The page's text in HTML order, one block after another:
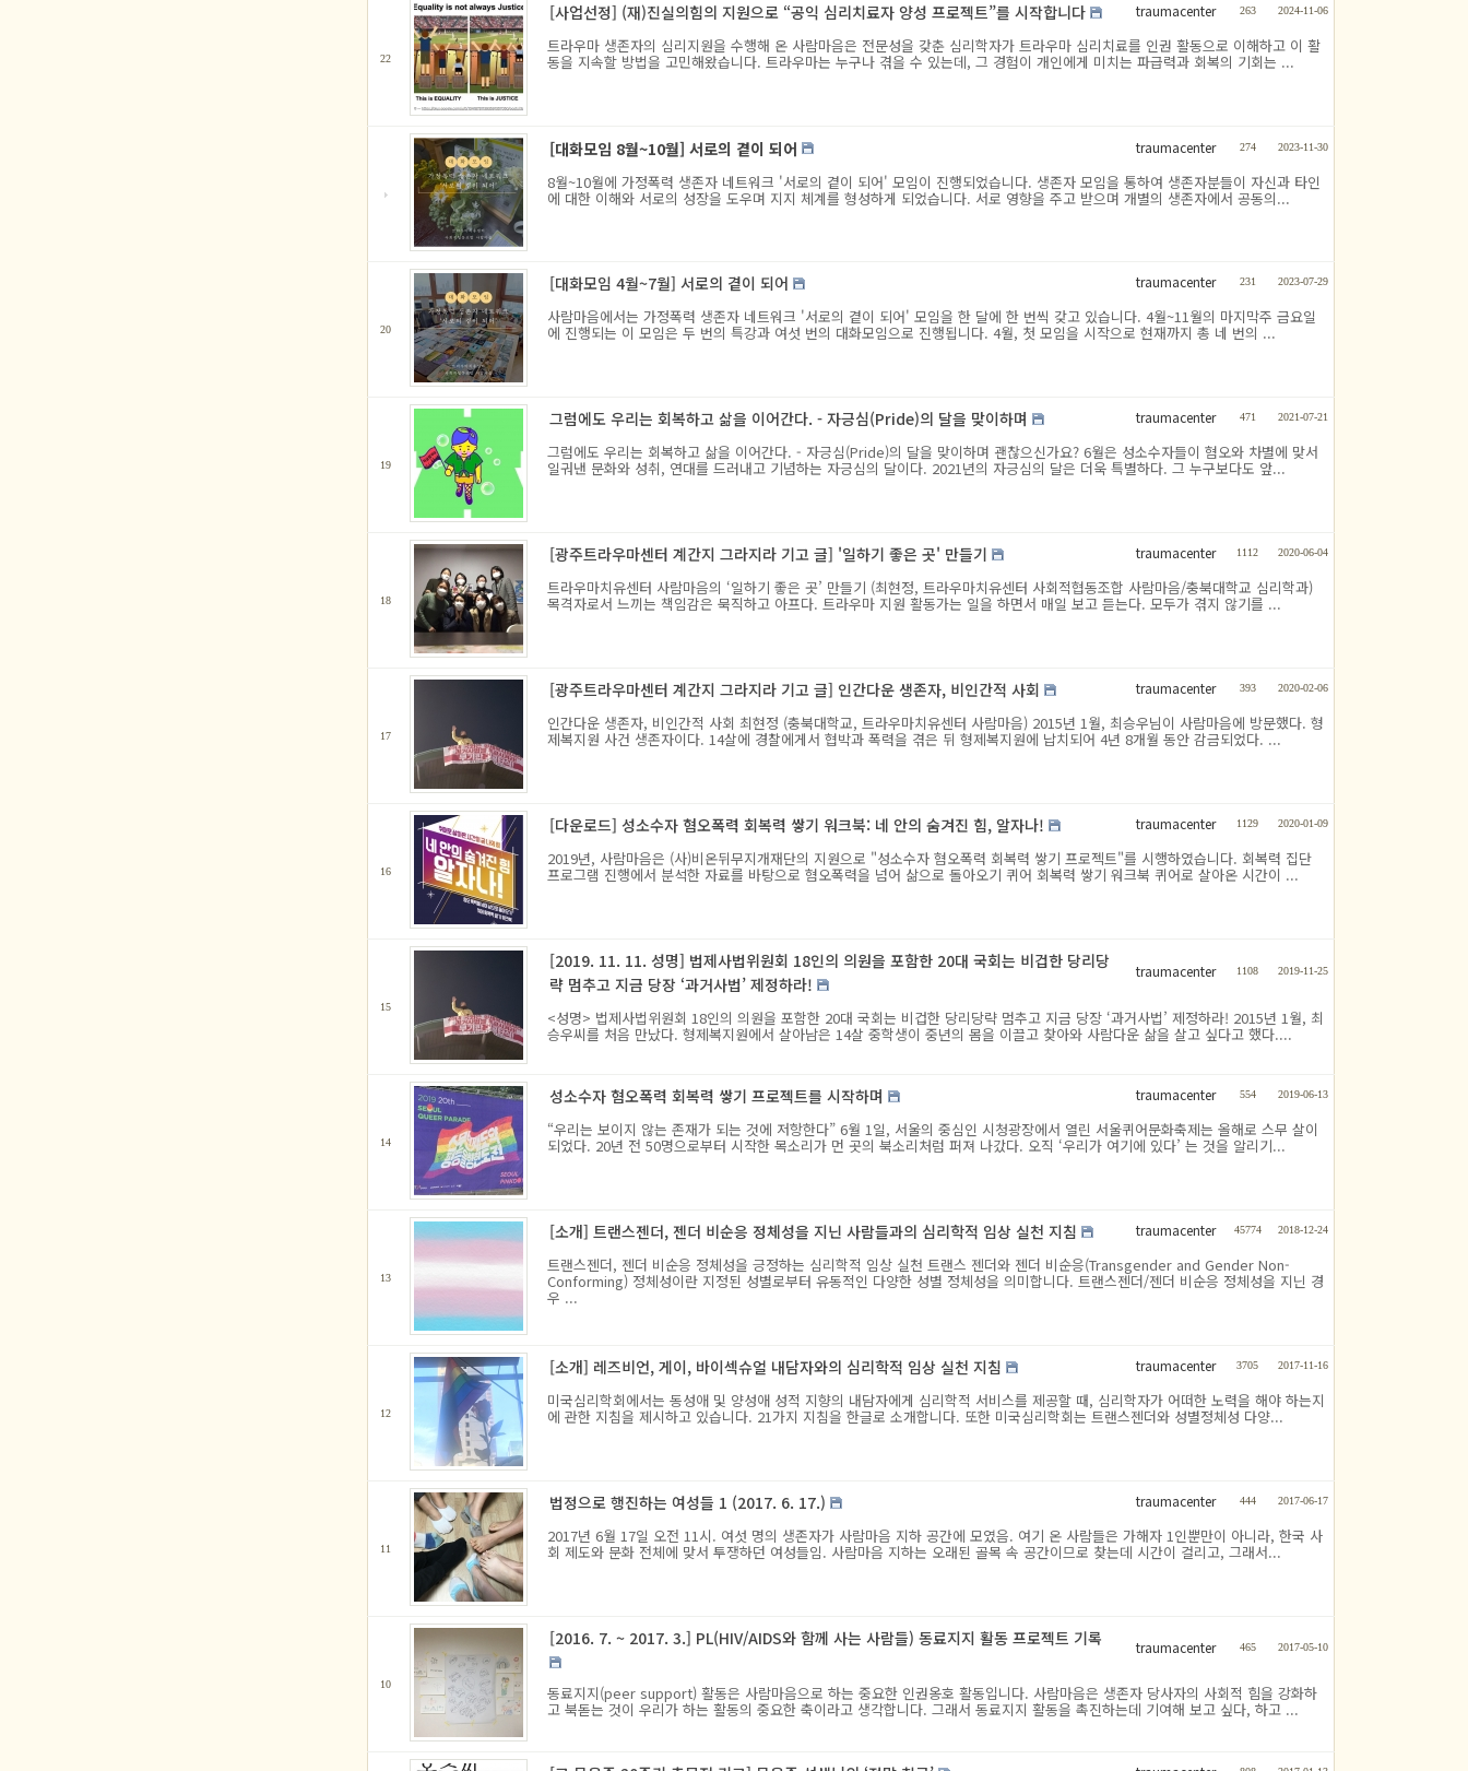
22
[사업선정] (재)진실의힘의 지원으로 “공익 심리치료자 양성 프로젝트”를 시작합니다 traumacenter 263 2024-11-06
트라우마 생존자의 심리지원을 수행해 온 사람마음은 전문성을 갖춘 심리학자가 트라우마 심리치료를 인권 활동으로 이해하고 이 활
동을 지속할 방법을 고민해왔습니다. 트라우마는 누구나 겪을 수 있는데, 그 경험이 개인에게 미치는 파급력과 회복의 기회는 ...
[대화모임 8월~10월] 서로의 곁이 되어 traumacenter 274 2023-11-30
8월~10월에 가정폭력 생존자 네트워크 '서로의 곁이 되어' 모임이 진행되었습니다. 생존자 모임을 통하여 생존자분들이 자신과 타인
에 대한 이해와 서로의 성장을 도우며 지지 체계를 형성하게 되었습니다. 서로 영향을 주고 받으며 개별의 생존자에서 공동의...
20
[대화모임 4월~7월] 서로의 곁이 되어 traumacenter 231 2023-07-29
사람마음에서는 가정폭력 생존자 네트워크 '서로의 곁이 되어' 모임을 한 달에 한 번씩 갖고 있습니다. 4월~11월의 마지막주 금요일
에 진행되는 이 모임은 두 번의 특강과 여섯 번의 대화모임으로 진행됩니다. 4월, 첫 모임을 시작으로 현재까지 총 네 번의 ...
19
그럼에도 우리는 회복하고 삶을 이어간다. - 자긍심(Pride)의 달을 맞이하며 traumacenter 471 2021-07-21
그럼에도 우리는 회복하고 삶을 이어간다. - 자긍심(Pride)의 달을 맞이하며 괜찮으신가요? 6월은 성소수자들이 혐오와 차별에 맞서
일궈낸 문화와 성취, 연대를 드러내고 기념하는 자긍심의 달이다. 2021년의 자긍심의 달은 더욱 특별하다. 그 누구보다도 앞...
18
[광주트라우마센터 계간지 그라지라 기고 글] '일하기 좋은 곳' 만들기 traumacenter 1112 2020-06-04
트라우마치유센터 사람마음의 ‘일하기 좋은 곳’ 만들기 (최현정, 트라우마치유센터 사회적협동조합 사람마음/충북대학교 심리학과)
목격자로서 느끼는 책임감은 묵직하고 아프다. 트라우마 지원 활동가는 일을 하면서 매일 보고 듣는다. 모두가 겪지 않기를 ...
17
[광주트라우마센터 계간지 그라지라 기고 글] 인간다운 생존자, 비인간적 사회 traumacenter 393 2020-02-06
인간다운 생존자, 비인간적 사회 최현정 (충북대학교, 트라우마치유센터 사람마음) 2015년 1월, 최승우님이 사람마음에 방문했다. 형
제복지원 사건 생존자이다. 14살에 경찰에게서 협박과 폭력을 겪은 뒤 형제복지원에 납치되어 4년 8개월 동안 감금되었다. ...
16
[다운로드] 성소수자 혐오폭력 회복력 쌓기 워크북: 네 안의 숨겨진 힘, 알자나! traumacenter 1129 2020-01-09
2019년, 사람마음은 (사)비온뒤무지개재단의 지원으로 "성소수자 혐오폭력 회복력 쌓기 프로젝트"를 시행하였습니다. 회복력 집단
프로그램 진행에서 분석한 자료를 바탕으로 혐오폭력을 넘어 삶으로 돌아오기 퀴어 회복력 쌓기 워크북 퀴어로 살아온 시간이 ...
15
[2019. 11. 11. 성명] 법제사법위원회 18인의 의원을 포함한 20대 국회는 비겁한 당리당
략 멈추고 지금 당장 ‘과거사법’ 제정하라!
traumacenter 1108 2019-11-25
<성명> 법제사법위원회 18인의 의원을 포함한 20대 국회는 비겁한 당리당략 멈추고 지금 당장 ‘과거사법’ 제정하라! 2015년 1월, 최
승우씨를 처음 만났다. 형제복지원에서 살아남은 14살 중학생이 중년의 몸을 이끌고 찾아와 사람다운 삶을 살고 싶다고 했다....
14
성소수자 혐오폭력 회복력 쌓기 프로젝트를 시작하며 traumacenter 554 2019-06-13
“우리는 보이지 않는 존재가 되는 것에 저항한다” 6월 1일, 서울의 중심인 시청광장에서 열린 서울퀴어문화축제는 올해로 스무 살이
되었다. 20년 전 50명으로부터 시작한 목소리가 먼 곳의 북소리처럼 퍼져 나갔다. 오직 ‘우리가 여기에 있다’ 는 것을 알리기...
13
[소개] 트랜스젠더, 젠더 비순응 정체성을 지닌 사람들과의 심리학적 임상 실천 지침 traumacenter 45774 2018-12-24
트랜스젠더, 젠더 비순응 정체성을 긍정하는 심리학적 임상 실천 트랜스 젠더와 젠더 비순응(Transgender and Gender Non-
Conforming) 정체성이란 지정된 성별로부터 유동적인 다양한 성별 정체성을 의미합니다. 트랜스젠더/젠더 비순응 정체성을 지닌 경
우 ...
12
[소개] 레즈비언, 게이, 바이섹슈얼 내담자와의 심리학적 임상 실천 지침 traumacenter 3705 2017-11-16
미국심리학회에서는 동성애 및 양성애 성적 지향의 내담자에게 심리학적 서비스를 제공할 때, 심리학자가 어떠한 노력을 해야 하는지
에 관한 지침을 제시하고 있습니다. 21가지 지침을 한글로 소개합니다. 또한 미국심리학회는 트랜스젠더와 성별정체성 다양...
11
법정으로 행진하는 여성들 1 (2017. 6. 17.) traumacenter 444 2017-06-17
2017년 6월 17일 오전 11시. 여섯 명의 생존자가 사람마음 지하 공간에 모였음. 여기 온 사람들은 가해자 1인뿐만이 아니라, 한국 사
회 제도와 문화 전체에 맞서 투쟁하던 여성들임. 사람마음 지하는 오래된 골목 속 공간이므로 찾는데 시간이 걸리고, 그래서...
10
[2016. 7. ~ 2017. 3.] PL(HIV/AIDS와 함께 사는 사람들) 동료지지 활동 프로젝트 기록 traumacenter 465 2017-05-10
동료지지(peer support) 활동은 사람마음으로 하는 중요한 인권옹호 활동입니다. 사람마음은 생존자 당사자의 사회적 힘을 강화하
고 북돋는 것이 우리가 하는 활동의 중요한 축이라고 생각합니다. 그래서 동료지지 활동을 촉진하는데 기여해 보고 싶다, 하고 ...